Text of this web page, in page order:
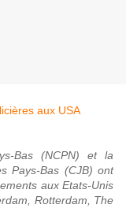
Bas (NCPN) et la
Pays-Bas (CJB) ont
aux Etats-Unis
Rotterdam, The